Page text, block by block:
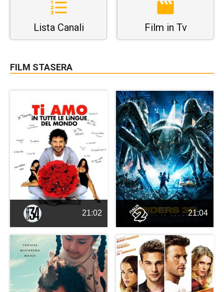
Lista Canali Film in Tv
FILM STASERA
21:02 21:04